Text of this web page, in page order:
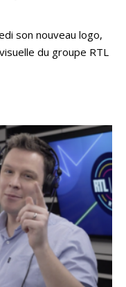
son nouveau logo,
du groupe RTL